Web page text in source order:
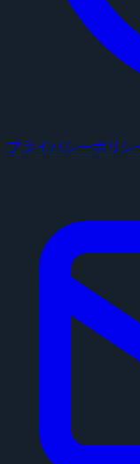
プライバシーポリシ